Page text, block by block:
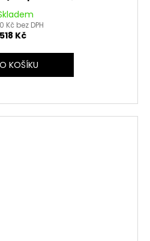
Kč bez DPH
518 Kč
KOŠÍKU